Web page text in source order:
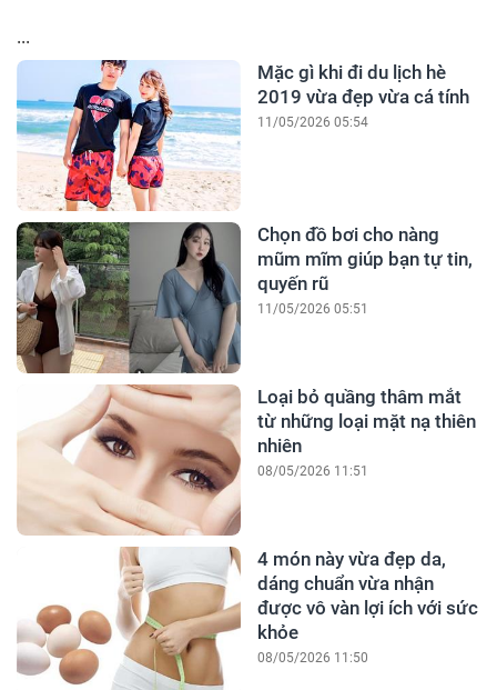
...
Mặc gì khi đi du lịch hè
2019 vừa đẹp vừa cá tính
11/05/2026 05:54
Chọn đồ bơi cho nàng
mũm mĩm giúp bạn tự tin,
quyến rũ
11/05/2026 05:51
Loại bỏ quầng thâm mắt
từ những loại mặt nạ thiên
nhiên
08/05/2026 11:51
4 món này vừa đẹp da,
dáng chuẩn vừa nhận
được vô vàn lợi ích với sức
khỏe
08/05/2026 11:50